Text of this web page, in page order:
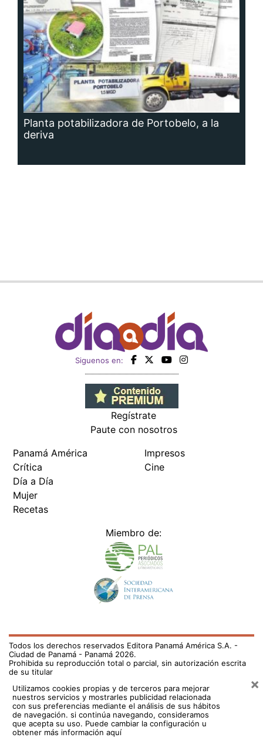
Planta potabilizadora de Portobelo, a la
deriva
Siguenos en:
Regístrate
Paute con nosotros
Panamá América
Crítica
Día a Día
Mujer
Recetas
Impresos
Cine
Miembro de:
Todos los derechos reservados Editora Panamá América S.A. -
Ciudad de Panamá - Panamá 2026.
Prohibida su reproducción total o parcial, sin autorización escrita
de su titular
Utilizamos cookies propias y de terceros para mejorar
nuestros servicios y mostrarles publicidad relacionada
con sus preferencias mediante el análisis de sus hábitos
de navegación. si continúa navegando, consideramos
que acepta su uso. Puede cambiar la configuración u
obtener más información aquí
×